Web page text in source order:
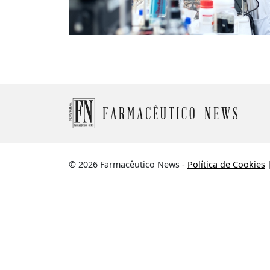
© 2026 Farmacêutico News - Política de Cookies |